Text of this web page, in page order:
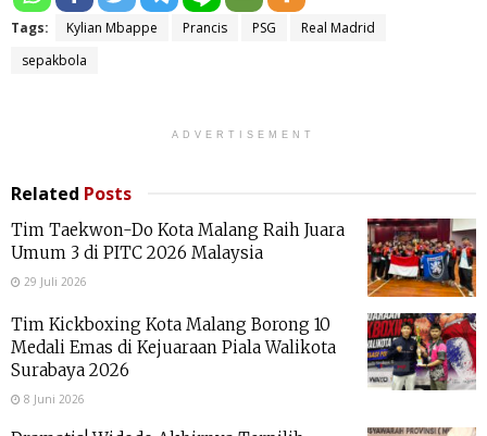
Tags: Kylian Mbappe Prancis PSG
Real Madrid
sepakbola
ADVERTISEMENT
Related Posts
Tim Taekwon-Do Kota Malang Raih Juara
Umum 3 di PITC 2026 Malaysia
29 Juli 2026
Tim Kickboxing Kota Malang Borong 10
Medali Emas di Kejuaraan Piala Walikota
Surabaya 2026
8 Juni 2026